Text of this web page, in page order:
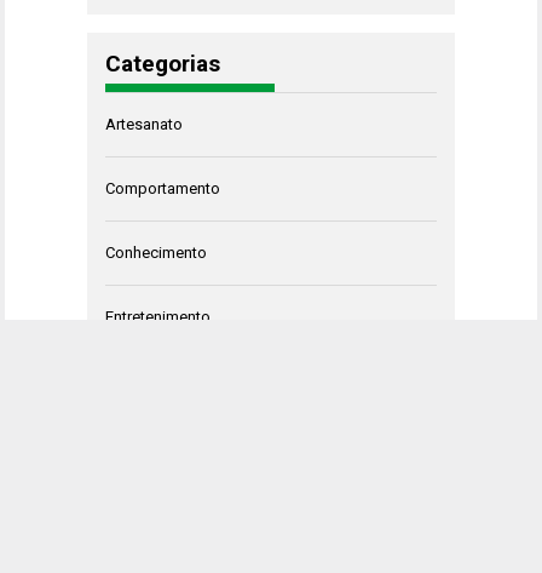
Categorias
Artesanato
Comportamento
Conhecimento
Entretenimento